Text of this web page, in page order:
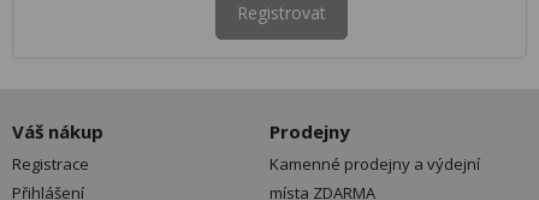
Registrovat
Váš nákup
Registrace
Přihlášení
Prodejny
Kamenné prodejny a výdejní
místa ZDARMA